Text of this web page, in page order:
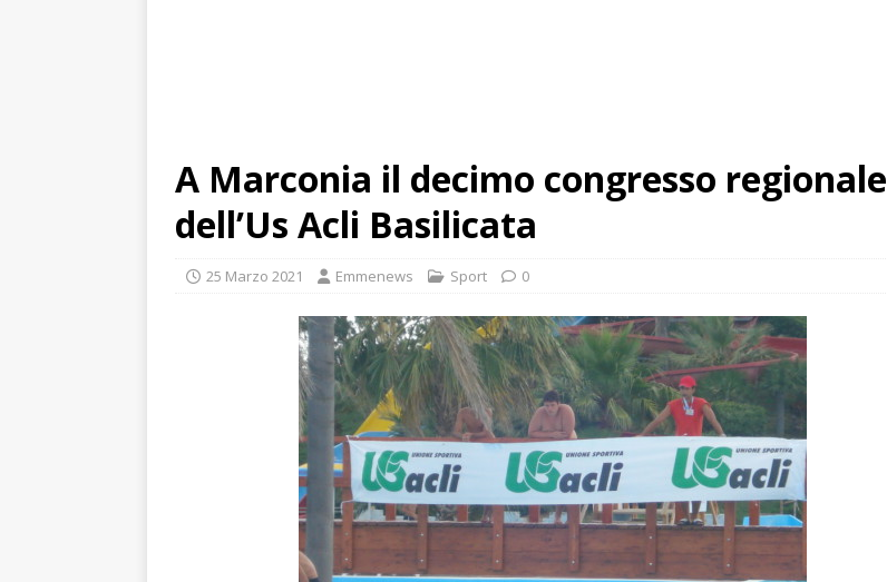
A Marconia il decimo congresso regionale
dell’Us Acli Basilicata
25 Marzo 2021 Emmenews Sport 0